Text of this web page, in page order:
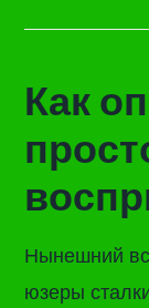
Как
Нынешний
юзеры